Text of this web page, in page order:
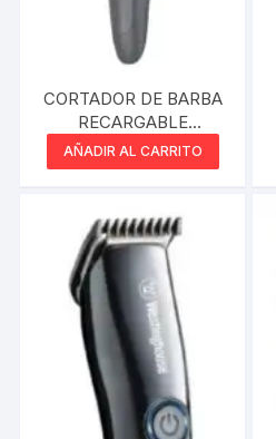
CORTADOR DE BARBA
RECARGABLE
REMINGTON
AÑADIR AL CARRITO